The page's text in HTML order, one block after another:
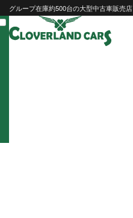
Skip
to
content
グループ在庫約500台の大型中古車販売店